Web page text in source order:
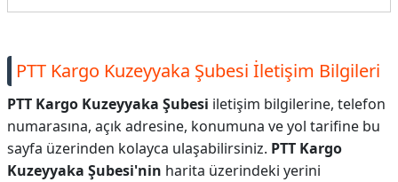
PTT Kargo Kuzeyyaka Şubesi İletişim Bilgileri
PTT Kargo Kuzeyyaka Şubesi iletişim bilgilerine, telefon
numarasına, açık adresine, konumuna ve yol tarifine bu
sayfa üzerinden kolayca ulaşabilirsiniz. PTT Kargo
Kuzeyyaka Şubesi'nin harita üzerindeki yerini